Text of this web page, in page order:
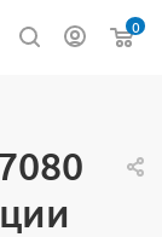
0